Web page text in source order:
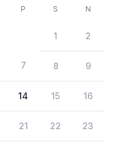
P S N
1 2
7 8 9
14 15 16
21 22 23